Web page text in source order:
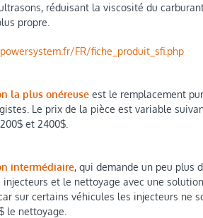
réduisant la viscosité du
propre.
FR/fiche_produit_sfi.php
la plus onéreuseest le remplacement
Le prix de la pièce est variable
et 2400$.
intermédiaire, qui demande un peu plus
injecteurs et le nettoyage avec une
sur certains véhicules les injecteurs ne
le nettoyage.